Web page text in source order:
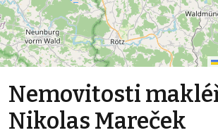
Nemovitosti
Nikolas Mareček